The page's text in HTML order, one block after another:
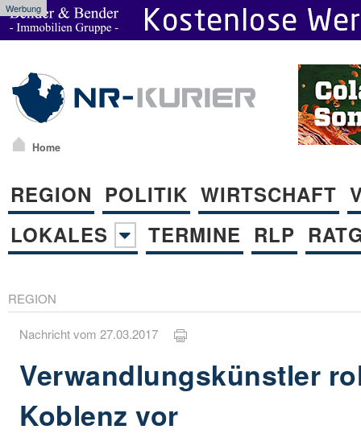
Werbung
Home
REGION POLITIK WIRTSCHAFT
LOKALES
TERMINE RLP
REGION
Nachricht vom 27.03.2017
Verwandlungskünstler
Koblenz vor